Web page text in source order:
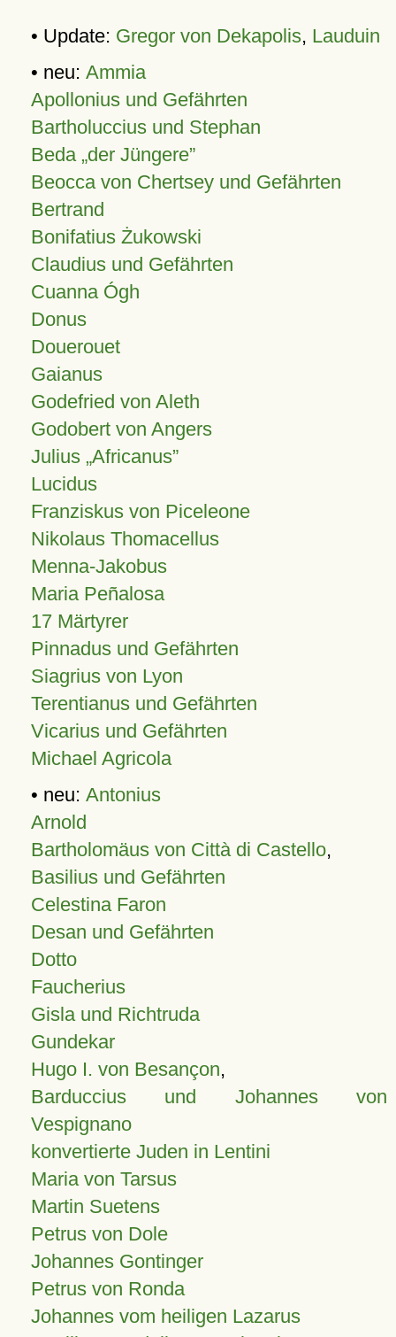
• Update: Gregor von Dekapolis, Lauduin
• neu: Ammia
Apollonius und Gefährten
Bartholuccius und Stephan
Beda „der Jüngere”
Beocca von Chertsey und Gefährten
Bertrand
Bonifatius Żukowski
Claudius und Gefährten
Cuanna Ógh
Donus
Douerouet
Gaianus
Godefried von Aleth
Godobert von Angers
Julius Africanus
Lucidus
Franziskus von Piceleone
Nikolaus Thomacellus
Menna-Jakobus
Maria Peñalosa
17 Märtyrer
Pinnadus und Gefährten
Siagrius von Lyon
Terentianus und Gefährten
Vicarius und Gefährten
Michael Agricola
• neu: Antonius
Arnold
Bartholomäus von Città di Castello,
Basilius und Gefährten
Celestina Faron
Desan und Gefährten
Dotto
Faucherius
Gisla und Richtruda
Gundekar
Hugo I. von Besançon,
Barduccius und Johannes von
Vespignano
konvertierte Juden in Lentini
Maria von Tarsus
Martin Suetens
Petrus von Dole
Johannes Gontinger
Petrus von Ronda
Johannes vom heiligen Lazarus